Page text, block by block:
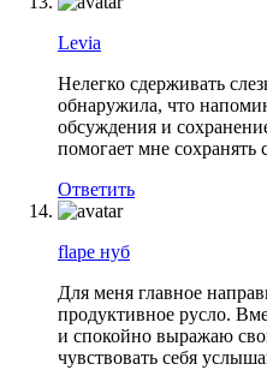
Levia
Нелегко сдерживать
обнаружила, что
обсуждения и
помогает мне сохранять
Ответить
flape нуб
Для меня главное
продуктивное русло.
и спокойно выражаю
чувствовать себя